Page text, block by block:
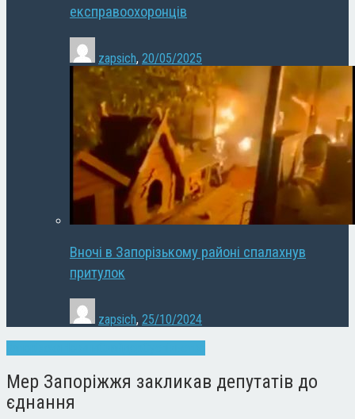
експравоохоронців
zapsich, 20/05/2025
Вночі в Запорізькому районі спалахнув
притулок
zapsich, 25/10/2024
Мер Запоріжжя закликав депутатів до
єднання